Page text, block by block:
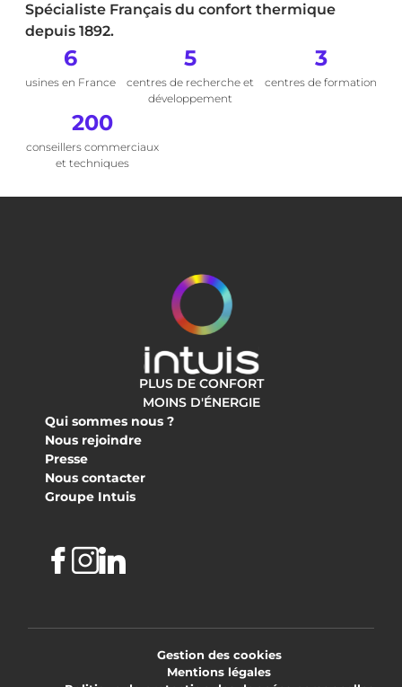
Spécialiste Français du confort thermique
depuis 1892.
6
usines en France
5
centres de recherche et
développement
3
centres de formation
200
conseillers commerciaux
et techniques
PLUS DE CONFORT
MOINS D'ÉNERGIE
Qui sommes nous ?
Nous rejoindre
Presse
Nous contacter
Groupe Intuis
Facebook
Instagram
Linkedin
Gestion des cookies
Mentions légales